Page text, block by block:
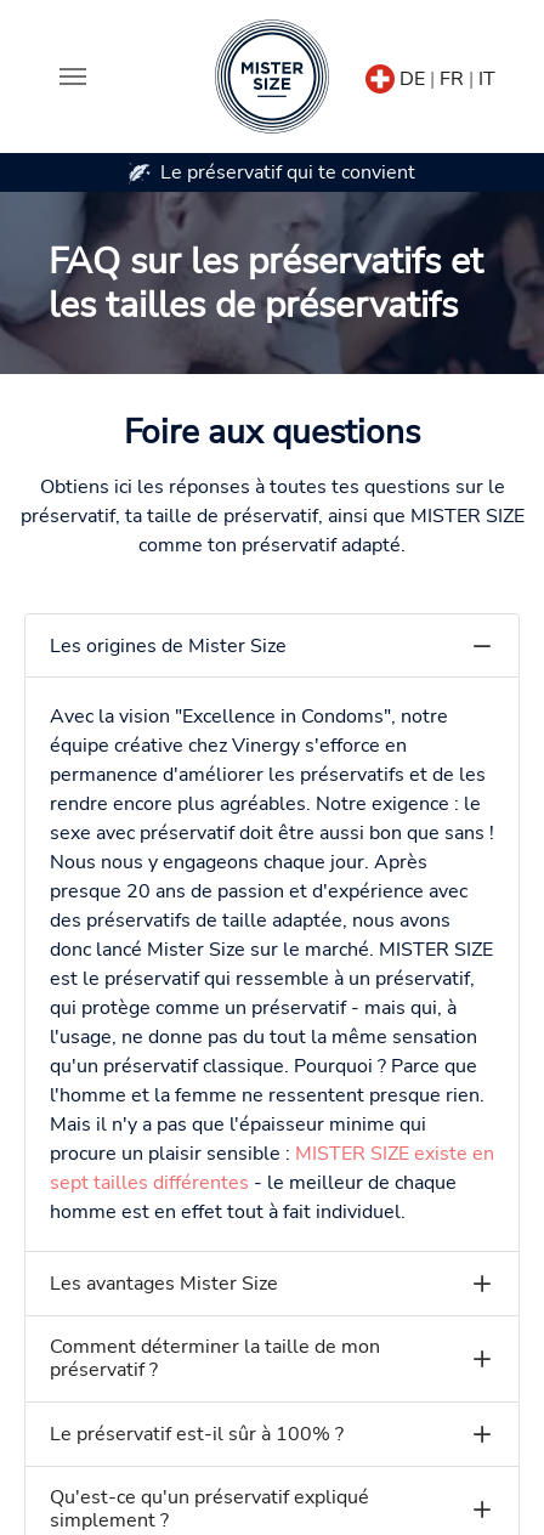
Aller au contenu principal
DE | FR | IT
qui te convient Disponible en 7 tailles
FAQ sur les préservatifs et
les tailles de préservatifs
Foire aux questions
Obtiens ici les réponses à toutes tes questions sur le
préservatif, ta taille de préservatif, ainsi que MISTER SIZE
comme ton préservatif adapté.
Les origines de Mister Size
Avec la vision "Excellence in Condoms", notre
équipe créative chez Vinergy s'efforce en
permanence d'améliorer les préservatifs et de les
rendre encore plus agréables. Notre exigence : le
sexe avec préservatif doit être aussi bon que sans !
Nous nous y engageons chaque jour. Après
presque 20 ans de passion et d'expérience avec
des préservatifs de taille adaptée, nous avons
donc lancé Mister Size sur le marché. MISTER SIZE
est le préservatif qui ressemble à un préservatif,
qui protège comme un préservatif - mais qui, à
l'usage, ne donne pas du tout la même sensation
qu'un préservatif classique. Pourquoi ? Parce que
l'homme et la femme ne ressentent presque rien.
Mais il n'y a pas que l'épaisseur minime qui
procure un plaisir sensible : MISTER SIZE existe en
sept tailles différentes - le meilleur de chaque
homme est en effet tout à fait individuel.
Les avantages Mister Size
Comment déterminer la taille de mon
préservatif ?
Le préservatif est-il sûr à 100% ?
Qu'est-ce qu'un préservatif expliqué
simplement ?